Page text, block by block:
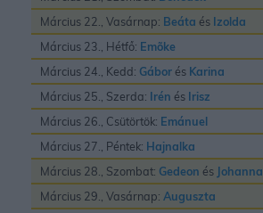
Március 22., Vasárnap: Beáta és Izolda
Március 23., Hétfő: Emõke
Március 24., Kedd: Gábor és Karina
Március 25., Szerda: Irén és Irisz
Március 26., Csütörtök: Emánuel
Március 27., Péntek: Hajnalka
Március 28., Szombat: Gedeon és Johanna
Március 29., Vasárnap: Auguszta